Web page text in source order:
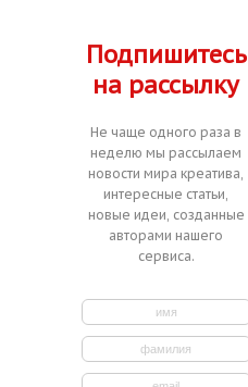
Подпишитесь
на рассылку
Не чаще одного раза в
неделю мы рассылаем
новости мира креатива,
интересные статьи,
новые идеи, созданные
авторами нашего
сервиса.